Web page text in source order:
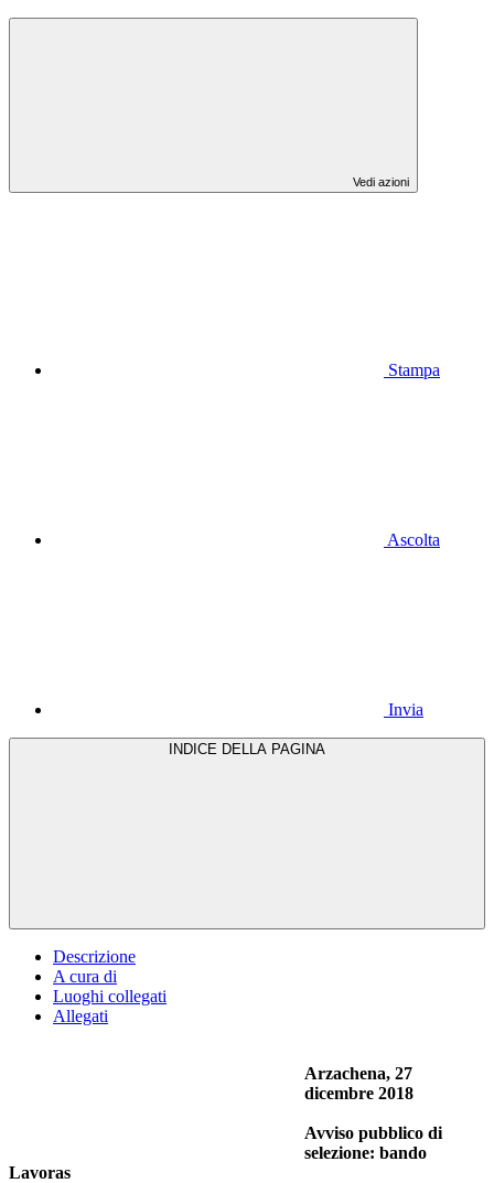
Vedi azioni
Stampa
Ascolta
Invia
Descrizione
A cura di
Luoghi collegati
Allegati
Arzachena, 27
dicembre 2018
Avviso pubblico di
selezione: bando
Lavoras